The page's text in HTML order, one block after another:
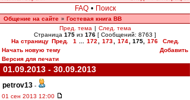
FAQ • Поиск
Общение на сайте » Гостевая книга ВВ
Пред. тема | След. тема
Страница 175 из 176 [ Сообщений: 8763 ]
На страницу Пред. 1 172 173 174 175, 176
След.
Начать новую тему
Добавить
Версия для печати
01.09.2013 - 30.09.2013
petrov13 -
01 сен 2013 12:00